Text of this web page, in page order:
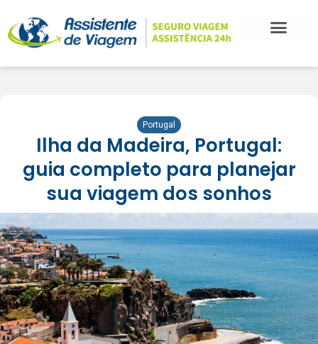
Portugal
Ilha da Madeira, Portugal:
guia completo para planejar
sua viagem dos sonhos